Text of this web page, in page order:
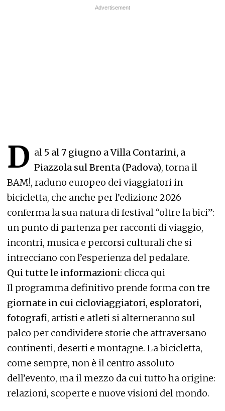
D al 5 al 7 giugno a Villa Contarini, a
Piazzola sul Brenta (Padova), torna il
BAM!, raduno europeo dei viaggiatori in
bicicletta, che anche per l’edizione 2026
conferma la sua natura di festival “oltre la bici”:
un punto di partenza per racconti di viaggio,
incontri, musica e percorsi culturali che si
intrecciano con l’esperienza del pedalare.
Qui tutte le informazioni: clicca qui
Il programma definitivo prende forma contre
giornate in cui cicloviaggiatori, esploratori,
fotografi, artisti e atleti si alterneranno sul
palco per condividere storie che attraversano
continenti, deserti e montagne. La bicicletta,
come sempre, non è il centro assoluto
dell’evento, ma il mezzo da cui tutto ha origine:
relazioni, scoperte e nuove visioni del mondo.